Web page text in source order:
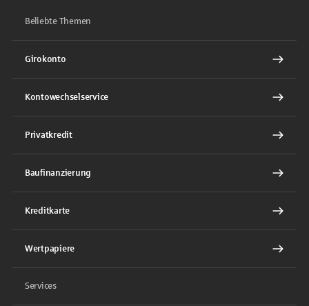
Beliebte Themen
Girokonto
Kontowechselservice
Privatkredit
Baufinanzierung
Kreditkarte
Wertpapiere
Services